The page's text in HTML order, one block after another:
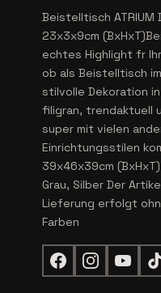
Beistelltisch ATRIUM
23x3x9cm
echtes Highlight fr
ob als Beistelltisch
stilvolle Dekoration
filigran, trendaktuell
super mit vielen
Einrichtungsstilen
39x46x39cm
Grau, Silber Der
Lieferung erfolgt
Farben